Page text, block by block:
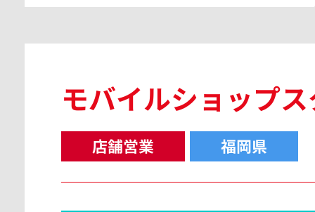
モバイルショップ
店舗営業 福岡県